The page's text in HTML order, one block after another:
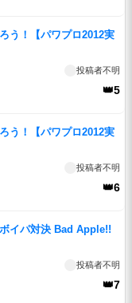
う！【パワプロ2012実
投稿者不明
👑5
う！【パワプロ2012実
投稿者不明
👑6
イパ対決 Bad Apple!!
投稿者不明
👑7